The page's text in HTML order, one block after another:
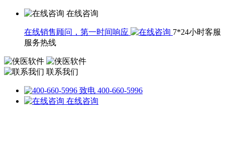
在线咨询
在线销售顾问，第一时间响应
7*24小时客服
服务热线
联系我们
致电 400-660-5996
在线咨询